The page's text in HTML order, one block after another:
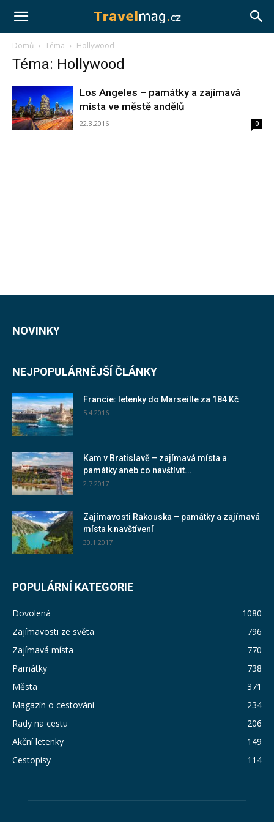
Travelmag.cz
Domů Téma Hollywood
Téma: Hollywood
Los Angeles – památky a zajímavá
místa ve městě andělů
22.3.2016 0
NOVINKY
NEJPOPULÁRNĚJŠÍ ČLÁNKY
Francie: letenky do Marseille za 184 Kč
5.4.2016
Kam v Bratislavě – zajímavá místa a
památky aneb co navštívit...
2.7.2017
Zajímavosti Rakouska – památky a zajímavá
místa k navštívení
30.1.2017
POPULÁRNÍ KATEGORIE
Dovolená
1080
Zajímavosti ze světa
796
Zajímavá místa
770
Památky
738
Města
371
Magazín o cestování
234
Rady na cestu
206
Akční letenky
149
Cestopisy
114